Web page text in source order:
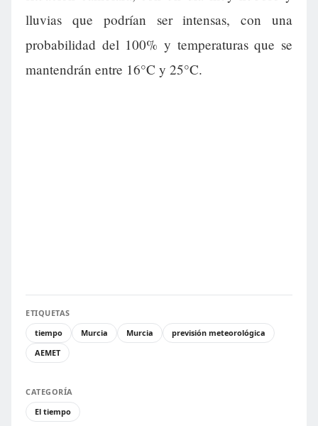
lluvias que podrían ser intensas, con una
probabilidad del 100% y temperaturas que se
mantendrán entre 16°C y 25°C.
ETIQUETAS
tiempo
Murcia Murcia
previsión meteorológica
AEMET
CATEGORÍA
El tiempo